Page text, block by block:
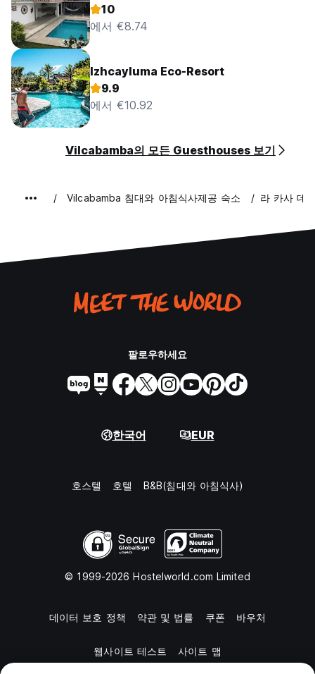
10
에서 €8.74
Izhcayluma Eco-Resort
9.9
에서 €10.92
Vilcabamba의 모든 Guesthouses 보기
Vilcabamba 침대와 아침식사제공 숙소 라 카사 데
팔로우하세요
한국어 EUR
호스텔 호텔 B&B(침대와 아침식사)
© 1999-2026 Hostelworld.com Limited
데이터 보호 정책 약관 및 법률 쿠폰 바우처
웹사이트 테스트 사이트 맵